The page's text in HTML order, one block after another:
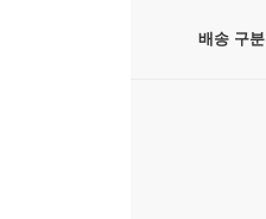
배송 구분